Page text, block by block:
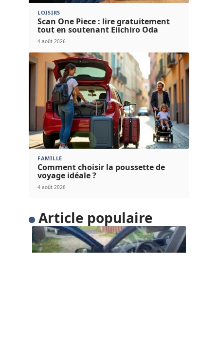
LOISIRS
Scan One Piece : lire gratuitement
tout en soutenant Eiichiro Oda
4 août 2026
FAMILLE
Comment choisir la poussette de
voyage idéale ?
4 août 2026
Article populaire
FLASH INFO